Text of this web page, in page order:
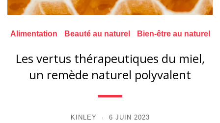
Alimentation Beauté au naturel Bien-être au naturel
Les vertus thérapeutiques du miel,
un remède naturel polyvalent
KINLEY 6 JUIN 2023